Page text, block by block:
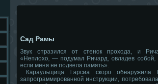
Сад Рамы
Звук отразился от стенок прохода, и
«Неплохо, — подумал Ричард, овладев собой,
если меня не подвела память».
Караульщица Гарсиа скоро обнаружила
запрограммированной инструкции,